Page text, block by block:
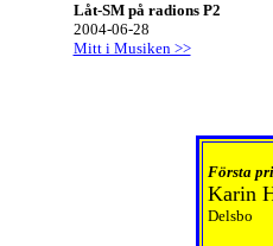
Låt-SM på radions P2
2004-06-28
Mitt i Musiken >>
Första
Karin
Delsbo